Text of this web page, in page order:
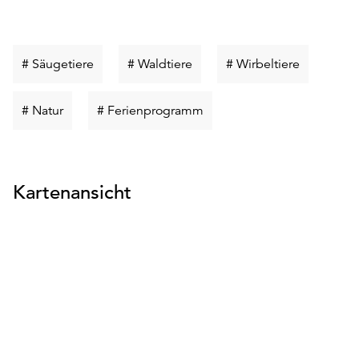
# Säugetiere Schlüsselwort
# Waldtiere Schlüsselwort
# Wirbeltiere
# NaturSchlüsselwort
# Ferienprogramm
Kartenansicht